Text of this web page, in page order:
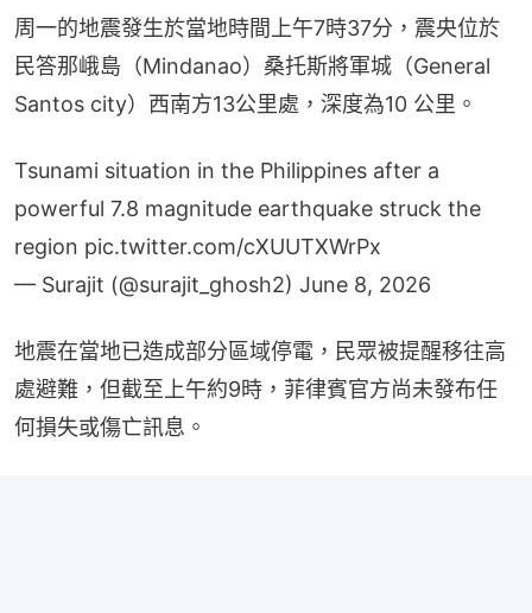
周一的地震發生於當地時間上午7時37分，震央位於
民答那峨島（Mindanao）桑托斯將軍城（General
Santos city）西南方13公里處，深度為10 公里。
Tsunami situation in the Philippines after a
powerful 7.8 magnitude earthquake struck the
region pic.twitter.com/cXUUTXWrPx
— Surajit (@surajit_ghosh2) June 8, 2026
地震在當地已造成部分區域停電，民眾被提醒移往高
處避難，但截至上午約9時，菲律賓官方尚未發布任
何損失或傷亡訊息。